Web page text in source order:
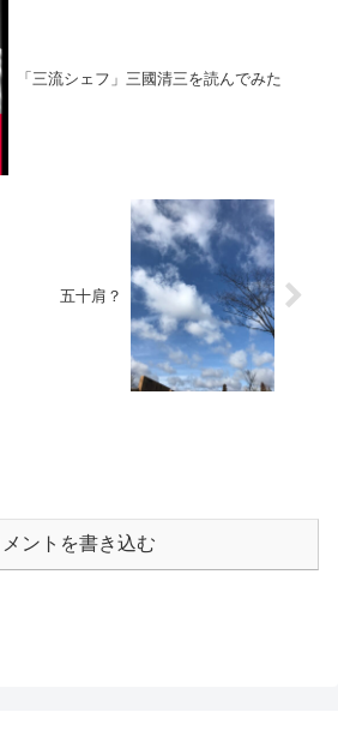
「三流シェフ」三國清三を読んでみた
五十肩？
メントを書き込む